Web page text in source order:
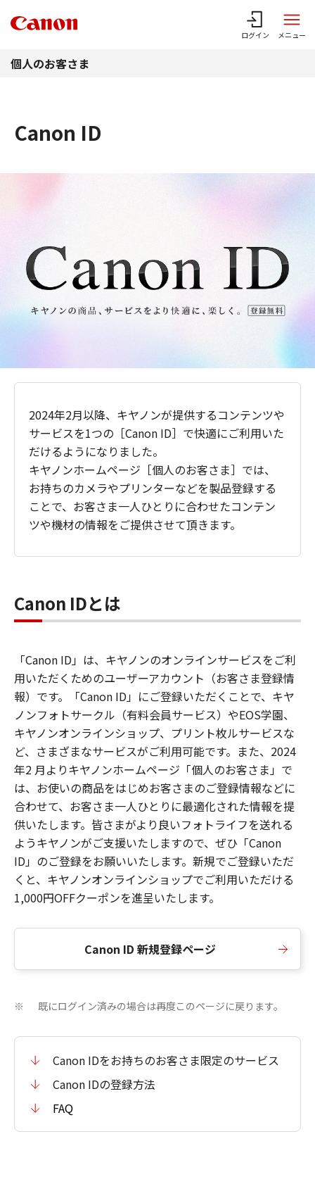
ログイン メニュー
個人のお客さま
Canon ID
2024年2月以降、キヤノンが提供するコンテンツや
サービスを1つの［Canon ID］で快適にご利用いた
だけるようになりました。
キヤノンホームページ［個人のお客さま］では、
お持ちのカメラやプリンターなどを製品登録する
ことで、お客さま一人ひとりに合わせたコンテン
ツや機材の情報をご提供させて頂きます。
Canon IDとは
「Canon ID」は、キヤノンのオンラインサービスをご利
用いただくためのユーザーアカウント（お客さま登録情
報）です。「Canon ID」にご登録いただくことで、キヤ
ノンフォトサークル（有料会員サービス）やEOS学園、
キヤノンオンラインショップ、プリント枚ルサービスな
ど、さまざまなサービスがご利用可能です。また、2024
年2 月よりキヤノンホームページ「個人のお客さま」で
は、お使いの商品をはじめお客さまのご登録情報などに
合わせて、お客さま一人ひとりに最適化された情報を提
供いたします。皆さまがより良いフォトライフを送れる
ようキヤノンがご支援いたしますので、ぜひ「Canon
ID」のご登録をお願いいたします。新規でご登録いただ
くと、キヤノンオンラインショップでご利用いただける
1,000円OFFクーポンを進呈いたします。
Canon ID 新規登録ページ
※ 既にログイン済みの場合は再度このページに戻ります。
Canon IDをお持ちのお客さま限定のサービス
Canon IDの登録方法
FAQ